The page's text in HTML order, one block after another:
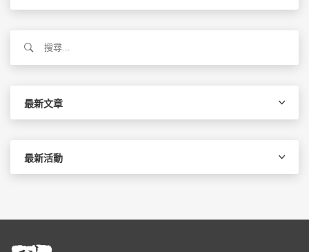
關
最新文章
最新活動